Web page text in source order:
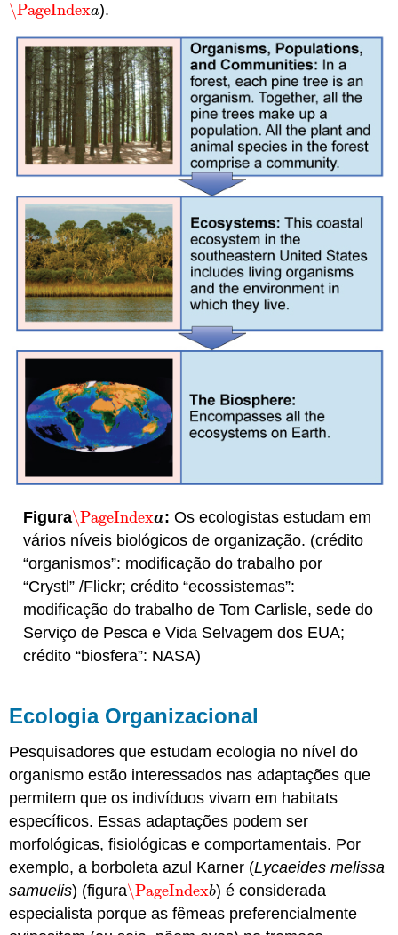
\PageIndexa
\PageIndexa).
Figura\PageIndexa
\PageIndexa : Os ecologistas estudam em
vários níveis biológicos de organização. (crédito
“organismos”: modificação do trabalho por
“Crystl” /Flickr; crédito “ecossistemas”:
modificação do trabalho de Tom Carlisle, sede do
Serviço de Pesca e Vida Selvagem dos EUA;
crédito “biosfera”: NASA)
Ecologia Organizacional
Pesquisadores que estudam ecologia no nível do
organismo estão interessados nas adaptações que
permitem que os indivíduos vivam em habitats
específicos. Essas adaptações podem ser
morfológicas, fisiológicas e comportamentais. Por
exemplo, a borboleta azul Karner (Lycaeides melissa
samuelis) (figura\PageIndexb
\PageIndexb) é considerada
especialista porque as fêmeas preferencialmente